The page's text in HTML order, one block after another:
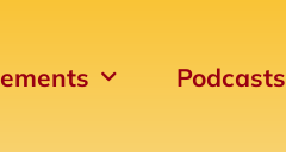
Podcasts